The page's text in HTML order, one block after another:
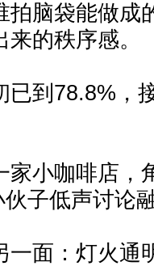
拍脑袋能做成
的秩序感。
已到78.8%，
家小咖啡店，
子低声讨论
一面：灯火通